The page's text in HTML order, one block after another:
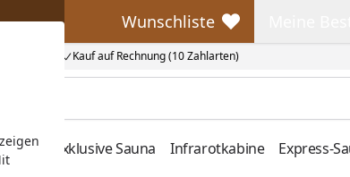
Kauf auf Rechnung (10 Zahlarten)
Wunschliste
Wunschliste
Exklusive Sauna Infrarotkabine Express-